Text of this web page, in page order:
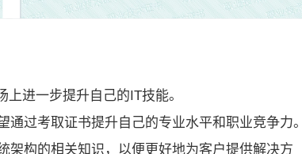
进一步提升自己的IT技能。
通过考取证书提升自己的专业水平和职业竞争力
架构的相关知识，以便更好地为客户提供解决方